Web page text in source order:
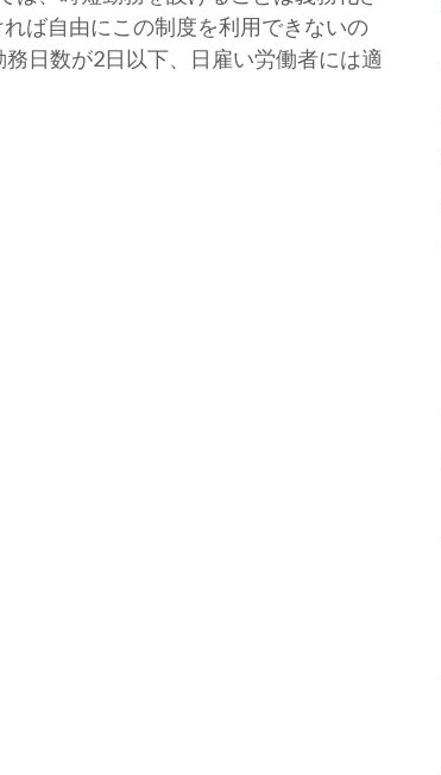
ば自由にこの制度を利用できないの
日数が2日以下、日雇い労働者には適